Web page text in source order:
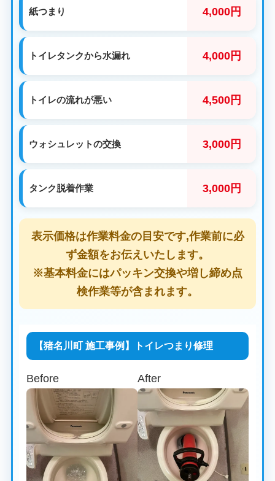
紙つまり 4,000円
トイレタンクから水漏れ 4,000円
トイレの流れが悪い 4,500円
ウォシュレットの交換 3,000円
タンク脱着作業 3,000円
表示価格は作業料金の目安です,作業前に必
ず金額をお伝えいたします。
※基本料金にはパッキン交換や増し締め点
検作業等が含まれます。
【猪名川町 施工事例】トイレつまり修理
Before After